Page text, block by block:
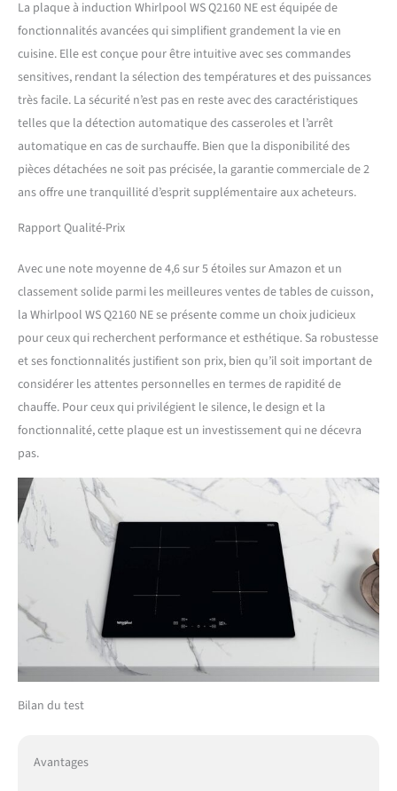
La plaque à induction Whirlpool WS Q2160 NE est équipée de
fonctionnalités avancées qui simplifient grandement la vie en
cuisine. Elle est conçue pour être intuitive avec ses commandes
sensitives, rendant la sélection des températures et des puissances
très facile. La sécurité n’est pas en reste avec des caractéristiques
telles que la détection automatique des casseroles et l’arrêt
automatique en cas de surchauffe. Bien que la disponibilité des
pièces détachées ne soit pas précisée, la garantie commerciale de 2
ans offre une tranquillité d’esprit supplémentaire aux acheteurs.
Rapport Qualité-Prix
Avec une note moyenne de 4,6 sur 5 étoiles sur Amazon et un
classement solide parmi les meilleures ventes de tables de cuisson,
la Whirlpool WS Q2160 NE se présente comme un choix judicieux
pour ceux qui recherchent performance et esthétique. Sa robustesse
et ses fonctionnalités justifient son prix, bien qu’il soit important de
considérer les attentes personnelles en termes de rapidité de
chauffe. Pour ceux qui privilégient le silence, le design et la
fonctionnalité, cette plaque est un investissement qui ne décevra
pas.
Bilan du test
Avantages